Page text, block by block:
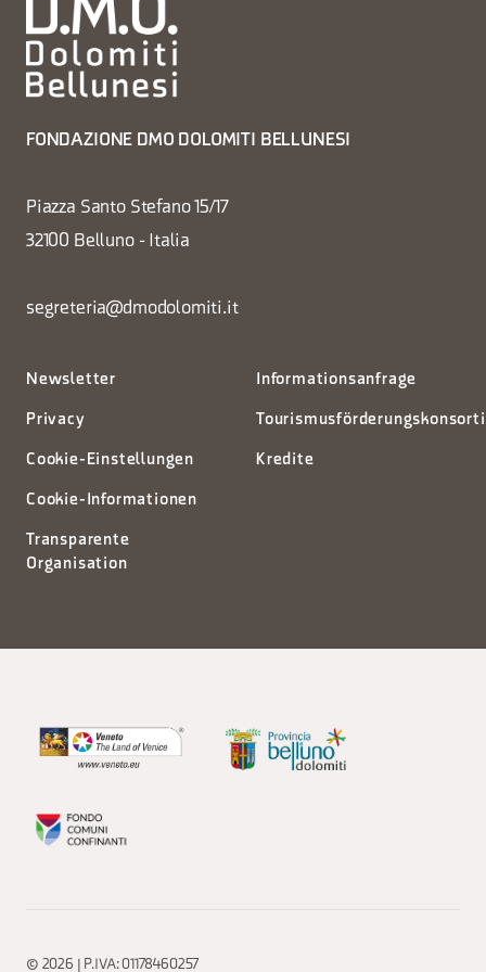
FONDAZIONE DMO DOLOMITI BELLUNESI
Piazza Santo Stefano 15/17
32100 Belluno - Italia
segreteria@dmodolomiti.it
Newsletter
Privacy
Cookie-Einstellungen
Cookie-Informationen
Transparente
Organisation
Informationsanfrage
Kredite
© 2026 | P.IVA: 01178460257